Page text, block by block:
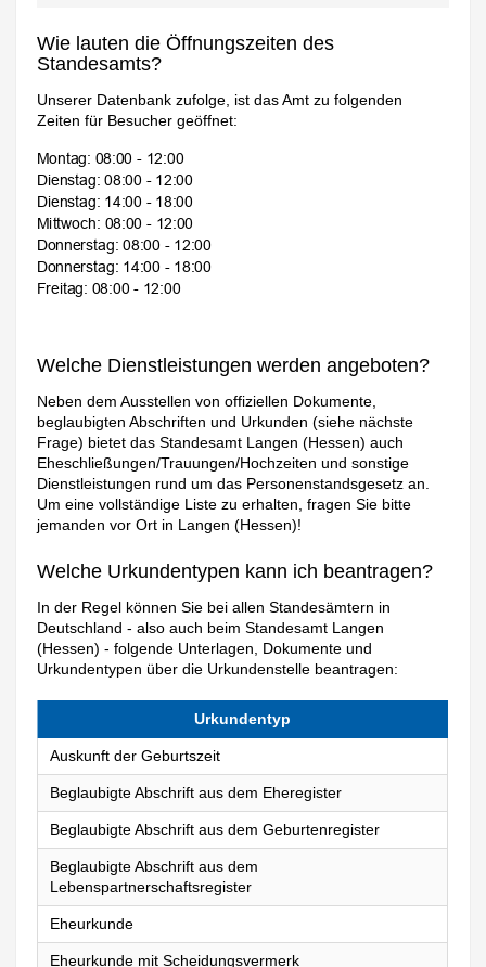
Wie lauten die Öffnungszeiten des
Standesamts?
Unserer Datenbank zufolge, ist das Amt zu folgenden
Zeiten für Besucher geöffnet:
Welche Dienstleistungen werden angeboten?
Neben dem Ausstellen von offiziellen Dokumente,
beglaubigten Abschriften und Urkunden (siehe nächste
Frage) bietet das Standesamt Langen (Hessen) auch
Eheschließungen/Trauungen/Hochzeiten und sonstige
Dienstleistungen rund um das Personenstandsgesetz an.
Um eine vollständige Liste zu erhalten, fragen Sie bitte
jemanden vor Ort in Langen (Hessen)!
Welche Urkundentypen kann ich beantragen?
In der Regel können Sie bei allen Standesämtern in
Deutschland - also auch beim Standesamt Langen
(Hessen) - folgende Unterlagen, Dokumente und
Urkundentypen über die Urkundenstelle beantragen:
Urkundentyp
Auskunft der Geburtszeit
Beglaubigte Abschrift aus dem Eheregister
Beglaubigte Abschrift aus dem Geburtenregister
Beglaubigte Abschrift aus dem
Lebenspartnerschaftsregister
Eheurkunde
Eheurkunde mit Scheidungsvermerk